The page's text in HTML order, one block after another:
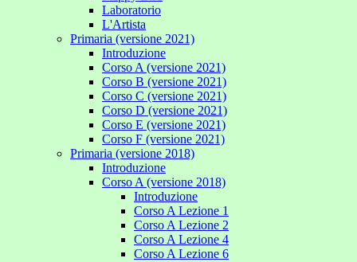
Laboratorio
L'Artista
Primaria (versione 2021)
Introduzione
Corso A (versione 2021)
Corso B (versione 2021)
Corso C (versione 2021)
Corso D (versione 2021)
Corso E (versione 2021)
Corso F (versione 2021)
Primaria (versione 2018)
Introduzione
Corso A (versione 2018)
Introduzione
Corso A Lezione 1
Corso A Lezione 2
Corso A Lezione 4
Corso A Lezione 6